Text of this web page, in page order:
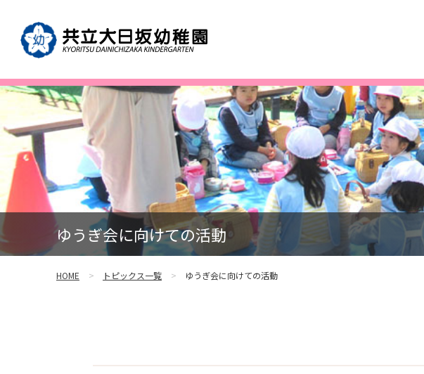
ゆうぎ会に向けての活動
HOME トピックス一覧 ゆうぎ会に向けての活動